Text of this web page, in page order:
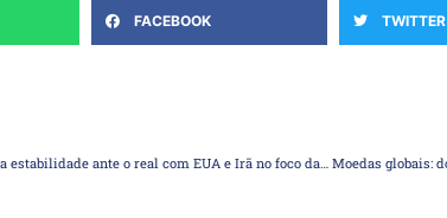
FACEBOOK TWITTER